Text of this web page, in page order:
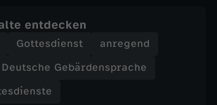
entdecken
Gottesdienst
anregend
Deutsche Gebärdensprache